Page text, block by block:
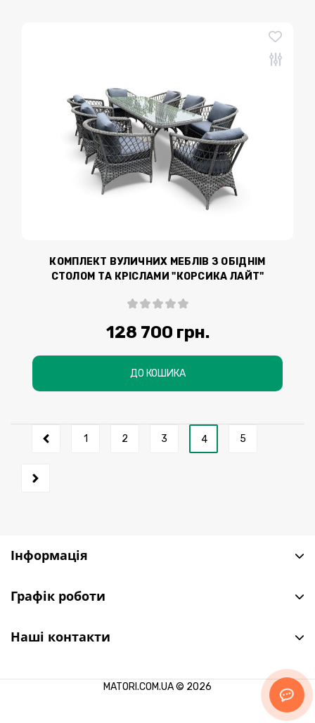
КОМПЛЕКТ ВУЛИЧНИХ МЕБЛІВ З ОБІДНІМ
СТОЛОМ ТА КРІСЛАМИ "КОРСИКА ЛАЙТ"
128 700 грн.
ДО КОШИКА
1 2 3 4 5
Інформація
Графік роботи
Наші контакти
MATORI.COM.UA © 2026